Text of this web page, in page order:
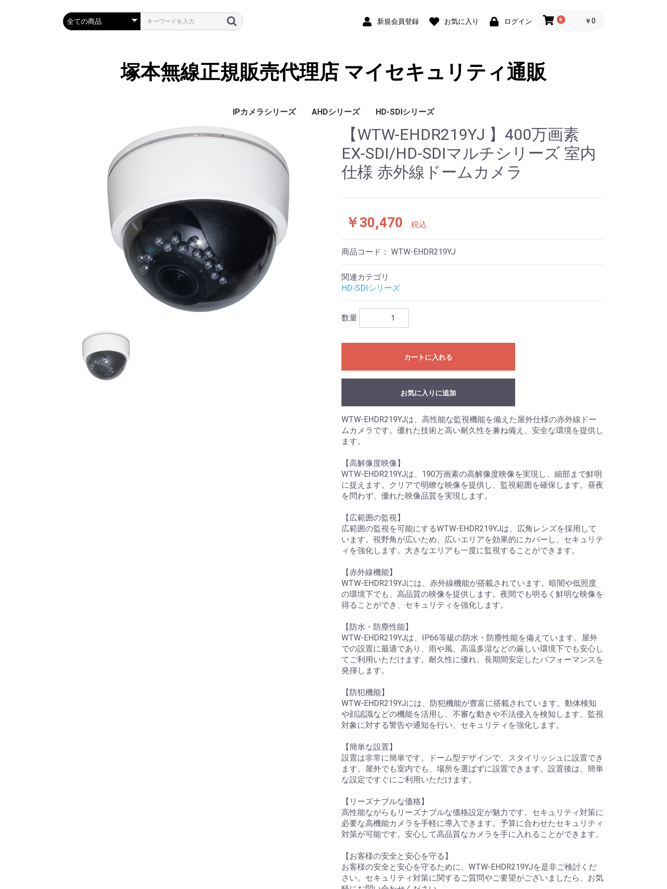
新規会員登録 お気に入り ログイン 0 ￥0
塚本無線正規販売代理店 マイセキュリティ通販
IPカメラシリーズ AHDシリーズ HD-SDIシリーズ
【WTW-EHDR219YJ 】400万画素
EX-SDI/HD-SDIマルチシリーズ 室内
仕様 赤外線ドームカメラ
￥30,470 税込
商品コード： WTW-EHDR219YJ
関連カテゴリ
HD-SDIシリーズ
数量
カートに入れる
お気に入りに追加
WTW-EHDR219YJは、高性能な監視機能を備えた屋外仕様の赤外線ドー
ムカメラです。優れた技術と高い耐久性を兼ね備え、安全な環境を提供し
ます。
【高解像度映像】
WTW-EHDR219YJは、190万画素の高解像度映像を実現し、細部まで鮮明
に捉えます。クリアで明瞭な映像を提供し、監視範囲を確保します。昼夜
を問わず、優れた映像品質を実現します。
【広範囲の監視】
広範囲の監視を可能にするWTW-EHDR219YJは、広角レンズを採用して
います。視野角が広いため、広いエリアを効果的にカバーし、セキュリテ
ィを強化します。大きなエリアも一度に監視することができます。
【赤外線機能】
WTW-EHDR219YJには、赤外線機能が搭載されています。暗闇や低照度
の環境下でも、高品質の映像を提供します。夜間でも明るく鮮明な映像を
得ることができ、セキュリティを強化します。
【防水・防塵性能】
WTW-EHDR219YJは、IP66等級の防水・防塵性能を備えています。屋外
での設置に最適であり、雨や風、高温多湿などの厳しい環境下でも安心し
てご利用いただけます。耐久性に優れ、長期間安定したパフォーマンスを
発揮します。
【防犯機能】
WTW-EHDR219YJには、防犯機能が豊富に搭載されています。動体検知
や顔認識などの機能を活用し、不審な動きや不法侵入を検知します。監視
対象に対する警告や通知を行い、セキュリティを強化します。
【簡単な設置】
設置は非常に簡単です。ドーム型デザインで、スタイリッシュに設置でき
ます。屋外でも室内でも、場所を選ばずに設置できます。設置後は、簡単
な設定ですぐにご利用いただけます。
【リーズナブルな価格】
高性能ながらもリーズナブルな価格設定が魅力です。セキュリティ対策に
必要な高機能カメラを手軽に導入できます。予算に合わせたセキュリティ
対策が可能です。安心して高品質なカメラを手に入れることができます。
【お客様の安全と安心を守る】
お客様の安全と安心を守るために、WTW-EHDR219YJを是非ご検討くだ
さい。セキュリティ対策に関するご質問やご要望がございましたら、お気